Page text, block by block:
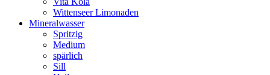
Wittenseer Limonaden
Mineralwasser
Spritzig
Medium
spärlich
Sill